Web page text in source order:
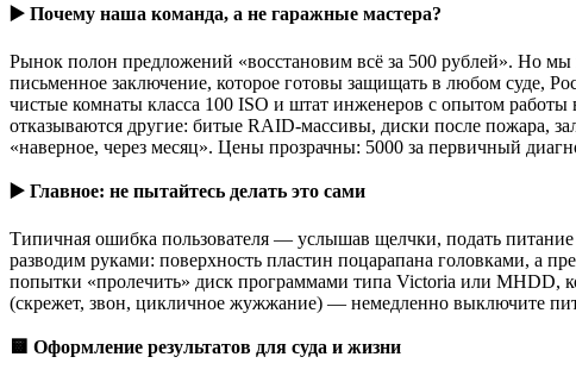
▶️ Почему наша команда, а не гаражные мастера?
Рынок полон предложений «восстановим всё за 500 рублей». Но
письменное заключение, которое готовы защищать в любом суде,
чистые комнаты класса 100 ISO и штат инженеров с опытом
отказываются другие: битые RAID-массивы, диски после пожара,
«наверное, через месяц». Цены прозрачны: 5000 за первичный
▶️ Главное: не пытайтесь делать это сами
Типичная ошибка пользователя — услышав щелчки, подать питание
разводим руками: поверхность пластин поцарапана головками, а
попытки «пролечить» диск программами типа Victoria или MHDD,
(скрежет, звон, цикличное жужжание) — немедленно выключите
🟨 Оформление результатов для суда и жизни